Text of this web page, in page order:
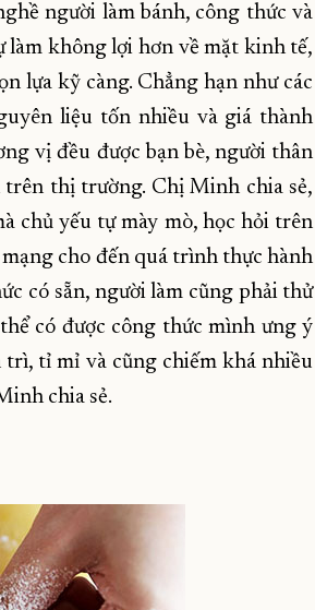
người làm bánh, công thức và
làm không lợi hơn về mặt kinh tế,
lựa kỹ càng. Chẳng hạn như các
liệu tốn nhiều và giá thành
vị đều được bạn bè, người thân
thị trường. Chị Minh chia sẻ,
chủ yếu tự mày mò, học hỏi trên
cho đến quá trình thực hành
có sẵn, người làm cũng phải thử
có được công thức mình ưng ý
tỉ mỉ và cũng chiếm khá nhiều
chia sẻ.